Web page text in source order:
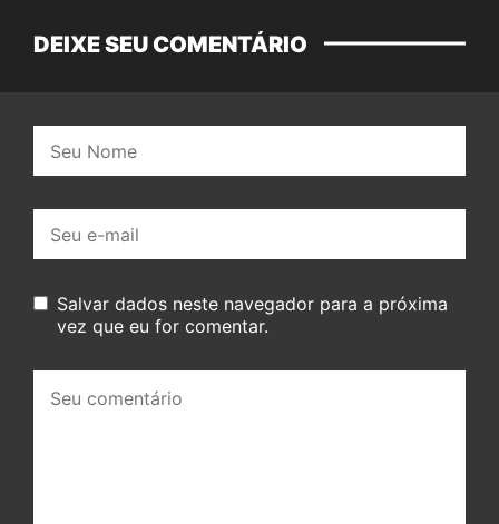
DEIXE SEU COMENTÁRIO
mail:
Salvar dados neste navegador para a próxima
vez que eu for comentar.
comentário: